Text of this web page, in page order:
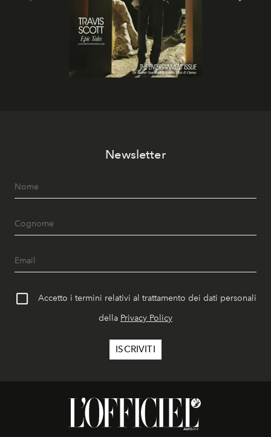
Newsletter
Accetto i termini relativi al trattamento dei dati personali
della Privacy Policy